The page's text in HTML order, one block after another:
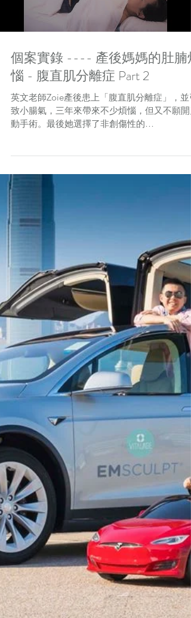
個案實錄 ---- 產後媽媽的肚腩煩
惱 - 腹直肌分離症 Part 2
英文老師Zoie產後患上「腹直肌分離症」，並
致小腸氣，三年來帶來不少煩惱，但又不願開
動手術。最後她選擇了非創傷性的
的？治...